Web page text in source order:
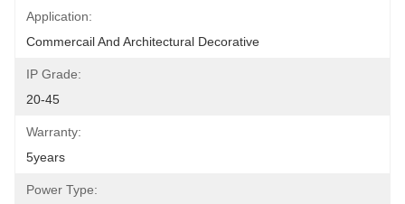
Application:
Commercail And Architectural Decorative
IP Grade:
20-45
Warranty:
5years
Power Type: